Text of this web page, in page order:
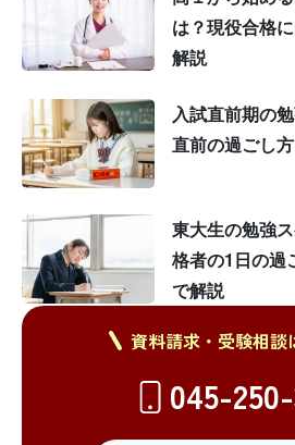
は？現役合格
解説
入試直前期の
直前の過ごし
東大生の勉強
格者の1日の過
で解説
資料請求・受験相談
045-